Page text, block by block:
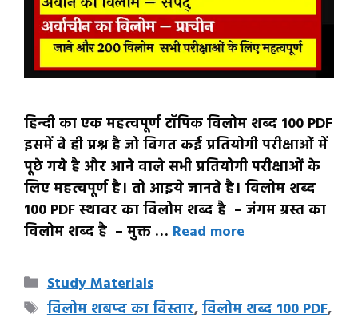
हिन्दी का एक महत्वपूर्ण टॉपिक विलोम शब्द 100 PDF
इसमें वे ही प्रश्न है जो विगत कई प्रतियोगी परीक्षाओं में
पूछे गये है और आने वाले सभी प्रतियोगी परीक्षाओं के
लिए महत्वपूर्ण है। तो आइये जानते है। विलोम शब्द
100 PDF स्थावर का विलोम शब्द है – जंगम ग्रस्त का
विलोम शब्द है – मुक्त … Read more
Categories
Study Materials
Tags
विलोम शबप्द का विस्तार,विलोम शब्द 100 PDF,